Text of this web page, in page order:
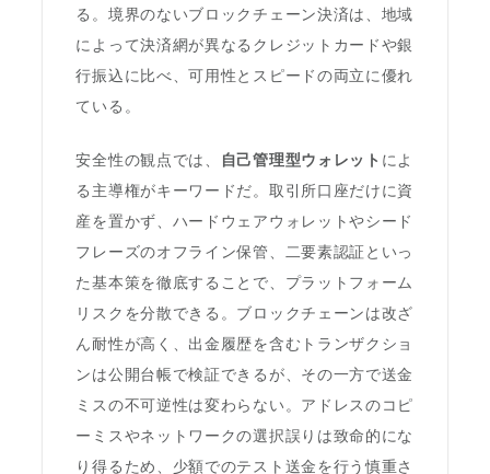
る。境界のないブロックチェーン決済は、地域
によって決済網が異なるクレジットカードや銀
行振込に比べ、可用性とスピードの両立に優れ
ている。
安全性の観点では、 自己管理型ウォレット によ
る主導権がキーワードだ。取引所口座だけに資
産を置かず、ハードウェアウォレットやシード
フレーズのオフライン保管、二要素認証といっ
た基本策を徹底することで、プラットフォーム
リスクを分散できる。ブロックチェーンは改ざ
ん耐性が高く、出金履歴を含むトランザクショ
ンは公開台帳で検証できるが、その一方で送金
ミスの不可逆性は変わらない。アドレスのコピ
ーミスやネットワークの選択誤りは致命的にな
り得るため、少額でのテスト送金を行う慎重さ